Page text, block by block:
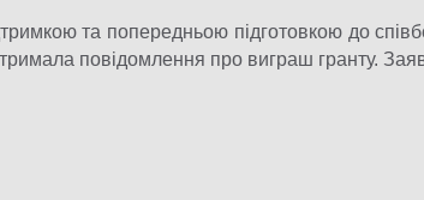
та попередньою підготовкою до
повідомлення про виграш гранту.